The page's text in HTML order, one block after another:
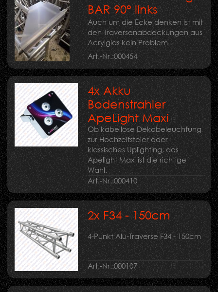
BAR 90° links
Auch um die Ecke denken ist mit
den Traversenabdeckungen aus
Acrylglas kein Problem
Art.-Nr.:000454
4x Akku
Bodenstrahler
ApeLight Maxi
Ob kabellose Dekobeleuchtung
zur Hochzeitsfeier oder
klassisches Uplighting, das
Apelight Maxi ist die richtige
Wahl.
Art.-Nr.:000410
2x F34 - 150cm
4-Punkt Alu-Traverse F34 - 150cm
Art.-Nr.:000107